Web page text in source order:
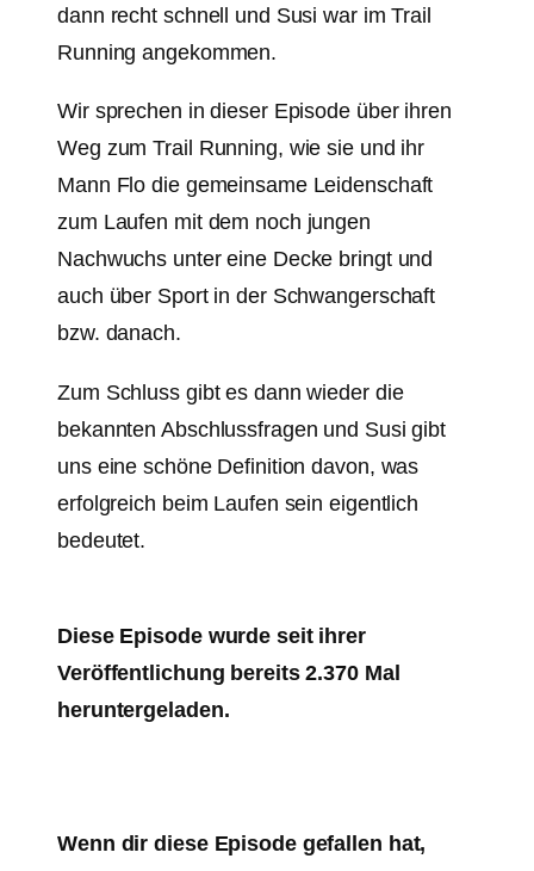
dann recht schnell und Susi war im Trail
Running angekommen.
Wir sprechen in dieser Episode über ihren
Weg zum Trail Running, wie sie und ihr
Mann Flo die gemeinsame Leidenschaft
zum Laufen mit dem noch jungen
Nachwuchs unter eine Decke bringt und
auch über Sport in der Schwangerschaft
bzw. danach.
Zum Schluss gibt es dann wieder die
bekannten Abschlussfragen und Susi gibt
uns eine schöne Definition davon, was
erfolgreich beim Laufen sein eigentlich
bedeutet.
Diese Episode wurde seit ihrer
Veröffentlichung bereits 2.370 Mal
heruntergeladen.
Wenn dir diese Episode gefallen hat,